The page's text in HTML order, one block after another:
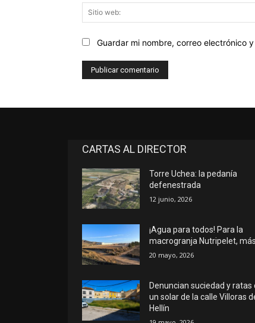
Guardar mi nombre, correo electrónico
CARTAS AL DIRECTOR
Torre Uchea: la pedanía
defenestrada
12 junio, 2026
¡Agua para todos! Para la
macrogranja Nutripelet,
20 mayo, 2026
Denuncian suciedad y ratas
un solar de la calle Villoras
Hellín